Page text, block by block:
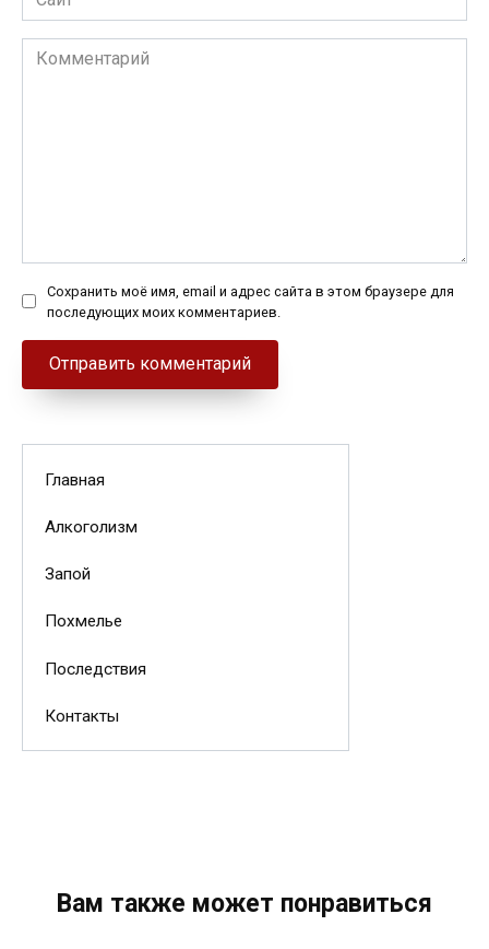
Комментарий
Сохранить моё имя, email и адрес сайта в этом браузере для
последующих моих комментариев.
Главная
Алкоголизм
Запой
Похмелье
Последствия
Контакты
Вам также может понравиться